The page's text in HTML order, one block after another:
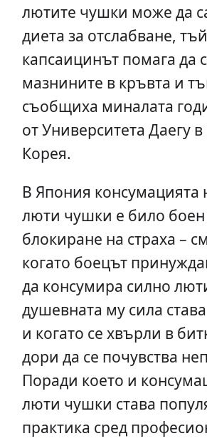
лютите чушки може да
диета за отслабване,
капсаицинът помага да
мазнините в кръвта и
съобщиха миналата
от Университета Даегу
Корея.
В Япония консумацията
люти чушки е било боен
блокиране на страха –
когато боецът
да консумира силно
душевната му сила
и когато се хвърли в
дори да се почувства
Поради което и
люти чушки става
практика сред